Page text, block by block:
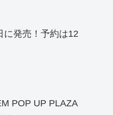
に発売！予約は12
POP UP PLAZA